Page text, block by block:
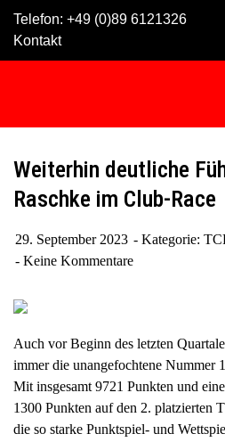
Telefon: +49 (0)89 6121326
Kontakt
Weiterhin deutliche
Raschke im Club-Race
29. September 2023 Kategorie:
Keine Kommentare
Auch vor Beginn des letzten
immer die unangefochtene Nummer
Mit insgesamt 9721 Punkten und
1300 Punkten auf den 2. platzierten
die so starke Punktspiel- und